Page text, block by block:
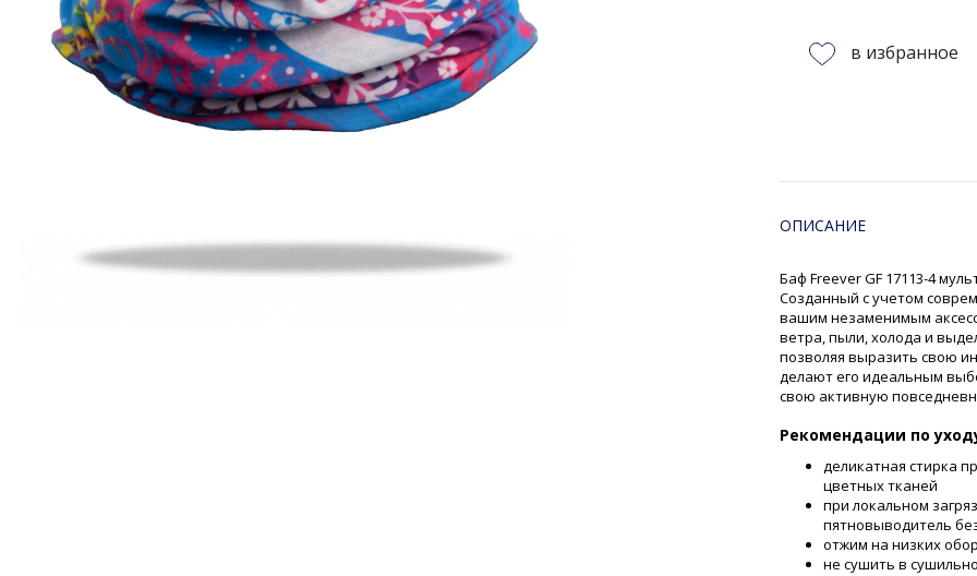
в избранное
ОПИСАНИЕ
Баф Freever GF 17113-4
Созданный с учетом
вашим незаменимым
ветра, пыли, холода и
позволяя выразить свою
делают его идеальным
свою активную
Рекомендации по
деликатная стирка
цветных тканей
при локальном
пятновыводитель
отжим на низких
не сушить в